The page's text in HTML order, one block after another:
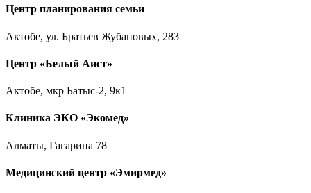
Центр планирования семьи
Актобе, ул. Братьев Жубановых, 283
Центр «Белый Аист»
Актобе, мкр Батыс-2, 9к1
Клиника ЭКО «Экомед»
Алматы, Гагарина 78
Медицинский центр «Эмирмед»